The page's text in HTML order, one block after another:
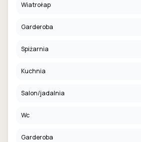
Wiatrołap
Garderoba
Spiżarnia
Kuchnia
Salon/jadalnia
Wc
Garderoba